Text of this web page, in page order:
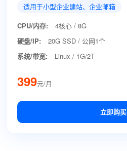
适用于小型企业建站、企业邮箱
CPU/内存:
4核心 / 8G
硬盘/IP:
20G SSD / 公网1个
系统/带宽:
Linux / 1G/2T
399元/月
立即购买